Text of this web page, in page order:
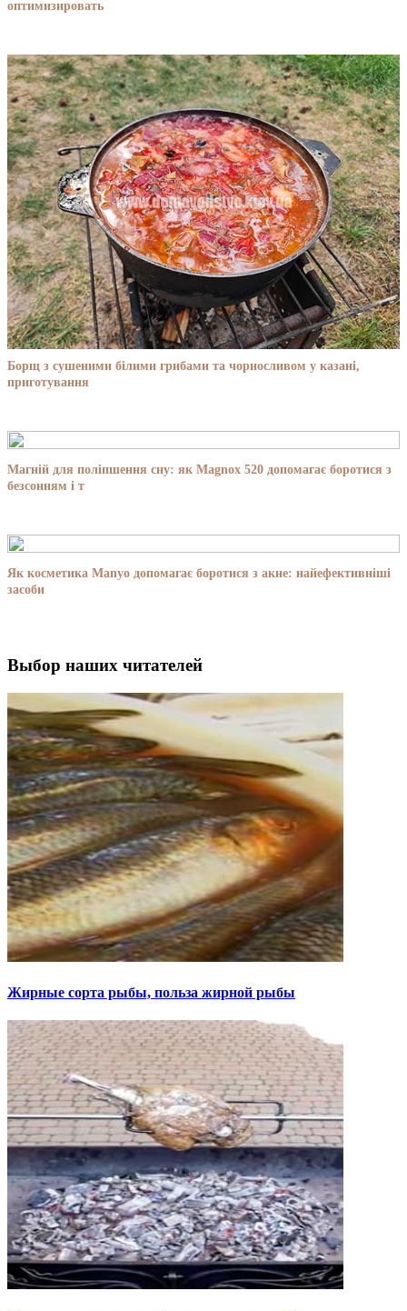
оптимизировать
Борщ з сушеними білими грибами та чорносливом у казані,
приготування
Магній для поліпшення сну: як Magnox 520 допомагає боротися з
безсонням і т
Як косметика Manyo допомагає боротися з акне: найефективніші
засоби
Выбор наших читателей
Жирные сорта рыбы, польза жирной рыбы